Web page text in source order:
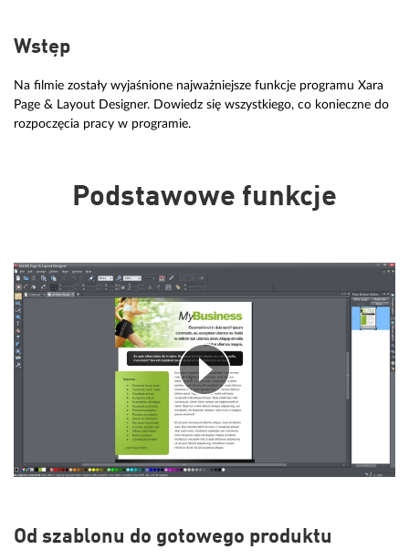
Wstęp
Na filmie zostały wyjaśnione najważniejsze funkcje programu Xara
Page & Layout Designer. Dowiedz się wszystkiego, co konieczne do
rozpoczęcia pracy w programie.
Podstawowe funkcje
Od szablonu do gotowego produktu